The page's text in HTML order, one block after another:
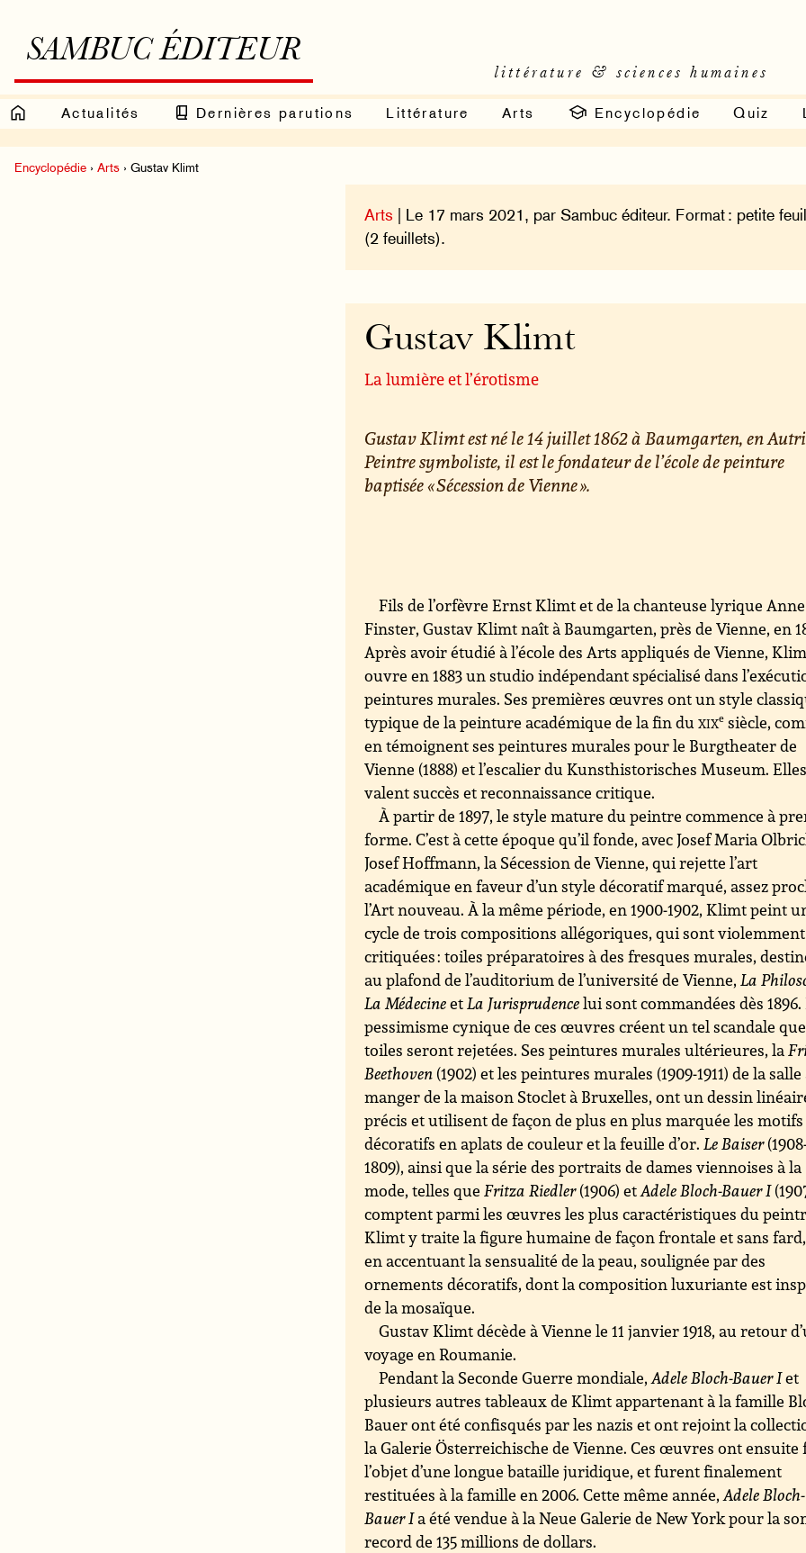
SAMBUC ÉDITEUR
littérature & sciences humaines
Actualités Dernières parutions Littérature Arts Encyclopédie Quiz
Encyclopédie › Arts › Gustav Klimt
Arts | Le 17 mars 2021, par Sambuc éditeur. Format : petite
(2 feuillets).
Gustav Klimt
La lumière et l’érotisme
Gustav Klimt est né le 14 juillet 1862 à Baumgarten, en
Peintre symboliste, il est le fondateur de l’école de peinture
baptisée « Sécession de Vienne ».
Fils de l’orfèvre Ernst Klimt et de la chanteuse lyrique Anne
Finster, Gustav Klimt naît à Baumgarten, près de Vienne, en
Après avoir étudié à l’école des Arts appliqués de Vienne,
ouvre en 1883 un studio indépendant spécialisé dans
peintures murales. Ses premières œuvres ont un style
typique de la peinture académique de la fin duxixe siècle,
en témoignent ses peintures murales pour le Burgtheater de
Vienne (1888) et l’escalier du Kunsthistorisches Museum.
valent succès et reconnaissance critique.
À partir de 1897, le style mature du peintre commence à
forme. C’est à cette époque qu’il fonde, avec Josef Maria
Josef Hoffmann, la Sécession de Vienne, qui rejette l’art
académique en faveur d’un style décoratif marqué, assez
l’Art nouveau. À la même période, en 1900-1902, Klimt peint
cycle de trois compositions allégoriques, qui sont violemment
critiquées : toiles préparatoires à des fresques murales,
au plafond de l’auditorium de l’université de Vienne, La
La Médecineet La Jurisprudencelui sont commandées dès 1896.
pessimisme cynique de ces œuvres créent un tel scandale
toiles seront rejetées. Ses peintures murales ultérieures, la
Beethoven (1902) et les peintures murales (1909-1911) de la salle
manger de la maison Stoclet à Bruxelles, ont un dessin
précis et utilisent de façon de plus en plus marquée les motifs
décoratifs en aplats de couleur et la feuille d’or. Le Baiser
1809), ainsi que la série des portraits de dames viennoises à la
mode, telles que Fritza Riedler(1906) et Adele Bloch-Bauer I
comptent parmi les œuvres les plus caractéristiques du
Klimt y traite la figure humaine de façon frontale et sans
en accentuant la sensualité de la peau, soulignée par des
ornements décoratifs, dont la composition luxuriante est
de la mosaïque.
Gustav Klimt décède à Vienne le 11 janvier 1918, au retour
voyage en Roumanie.
Pendant la Seconde Guerre mondiale, Adele Bloch-Bauer Iet
plusieurs autres tableaux de Klimt appartenant à la famille
Bauer ont été confisqués par les nazis et ont rejoint la
la Galerie Österreichische de Vienne. Ces œuvres ont ensuite
l’objet d’une longue bataille juridique, et furent finalement
restituées à la famille en 2006. Cette même année, Adele Bloch-
Bauer Ia été vendue à la Neue Galerie de New York pour la
record de 135 millions de dollars.